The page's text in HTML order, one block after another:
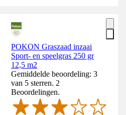
POKON Graszaad inzaai
Sport- en speelgras 250 gr
12,5 m2
Gemiddelde beoordeling: 3
van 5 sterren. 2
Beoordelingen.